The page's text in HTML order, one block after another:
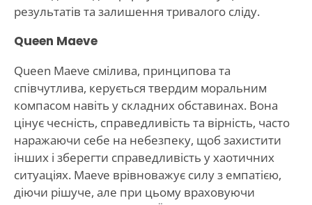
результатів та залишення тривалого сліду.
Queen Maeve
Queen Maeve смілива, принципова та
співчутлива, керується твердим моральним
компасом навіть у складних обставинах. Вона
цінує чесність, справедливість та вірність, часто
наражаючи себе на небезпеку, щоб захистити
інших і зберегти справедливість у хаотичних
ситуаціях. Maeve врівноважує силу з емпатією,
діючи рішуче, але при цьому враховуючи